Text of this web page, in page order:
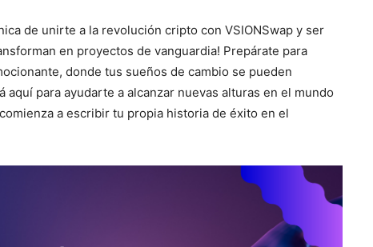
de unirte a la revolución cripto con VSIONSwap y ser
en proyectos de vanguardia! Prepárate para
donde tus sueños de cambio se pueden
aquí para ayudarte a alcanzar nuevas alturas en el mundo
a escribir tu propia historia de éxito en el